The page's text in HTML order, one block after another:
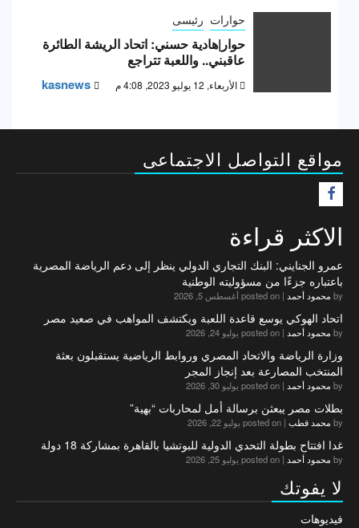
حوارات رئيسى
حوار|هادية حسني: اتحاد الريشة الطائرة
عاقبني.. واللعبة تتراجع
الأربعاء, 12 يوليو 2023, 4:08 م kasnews
مواقع التواصل الاجتماعى
الاكثر قراءة
عمرو الجنايني: البنك التجاري الدولي ينظر إلى دعم الرياضة المصرية
باعتباره جزءًا من مسؤوليته الوطنية
by محمود أحمد | posted on أغسطس 5, 2026
اتحاد الهوكي يوسع قاعدة اللعبة ويكتشف المواهب في صعيد مصر
by محمود أحمد | posted on يوليو 24, 2026
وزارة الرياضة والاتحاد المصري وروابط الرياضية يستقبلون بعثة
المنتخب المصارعة بعد إنجاز المجر
by محمود أحمد | posted on يوليو 30, 2026
بطلات مصر يبعثن برسالة أمل لمحاربات “بهية”
by محمد قطب | posted on يوليو 22, 2026
غدا افتتاح بطولة التحدي الدولية للبوتشيا بالقاهرة بمشاركة 18 دولة
by محمود أحمد | posted on يوليو 25, 2026
لا يفوتك
فيديوهات